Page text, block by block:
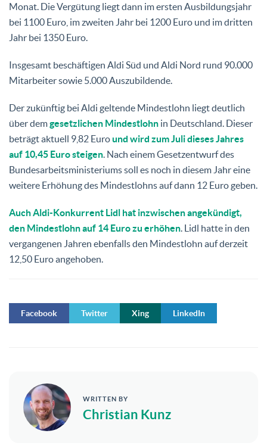
Monat. Die Vergütung liegt dann im ersten Ausbildungsjahr
bei 1100 Euro, im zweiten Jahr bei 1200 Euro und im dritten
Jahr bei 1350 Euro.
Insgesamt beschäftigen Aldi Süd und Aldi Nord rund 90.000
Mitarbeiter sowie 5.000 Auszubildende.
Der zukünftig bei Aldi geltende Mindestlohn liegt deutlich
über demgesetzlichen Mindestlohn in Deutschland. Dieser
beträgt aktuell 9,82 Euround wird zum Juli dieses Jahres
auf 10,45 Euro steigen. Nach einem Gesetzentwurf des
Bundesarbeitsministeriums soll es noch in diesem Jahr eine
weitere Erhöhung des Mindestlohns auf dann 12 Euro geben.
Auch Aldi-Konkurrent Lidl hat inzwischen angekündigt,
den Mindestlohn auf 14 Euro zu erhöhen. Lidl hatte in den
vergangenen Jahren ebenfalls den Mindestlohn auf derzeit
12,50 Euro angehoben.
Facebook Twitter Xing LinkedIn
WRITTEN BY
Christian Kunz